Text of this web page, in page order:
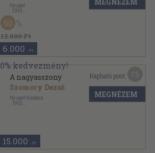
Nyugat
1910
Könyvkötői kötés
12.000 Ft
50
6.000 ,-Ft
A nagyasszony
Szomory Dezső
Nyugat Kiadása
1910
15.000 ,-Ft
Kapható pont:
MEGNÉZEM